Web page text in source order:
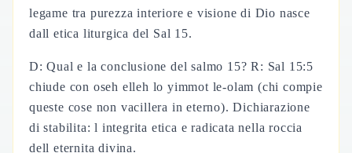
legame tra purezza interiore e visione di Dio nasce
dall etica liturgica del Sal 15.
D: Qual e la conclusione del salmo 15? R: Sal 15:5
chiude con oseh elleh lo yimmot le-olam (chi compie
queste cose non vacillera in eterno). Dichiarazione
di stabilita: l integrita etica e radicata nella roccia
dell eternita divina.